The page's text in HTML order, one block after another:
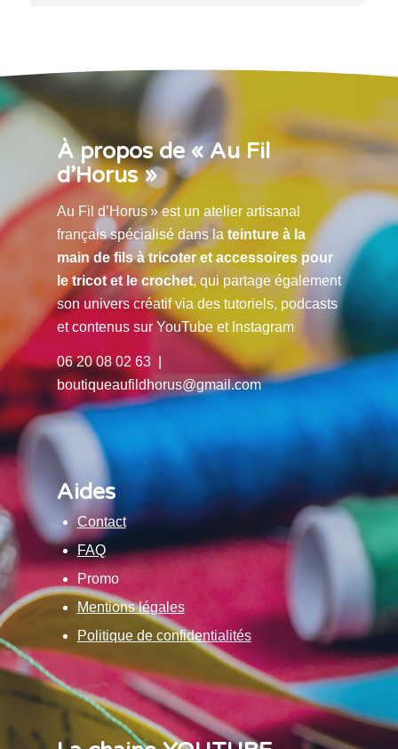
À propos de « Au Fil
d’Horus »
Au Fil d’Horus » est un atelier artisanal
français spécialisé dans la teinture à la
main de fils à tricoter et accessoires pour
le tricot et le crochet, qui partage également
son univers créatif via des tutoriels, podcasts
et contenus sur YouTube et Instagram
06 20 08 02 63 |
boutiqueaufildhorus@gmail.com
Aides
Contact
FAQ
Promo
Mentions légales
Politique de confidentialités